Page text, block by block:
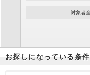
対象者
お探しになっている条